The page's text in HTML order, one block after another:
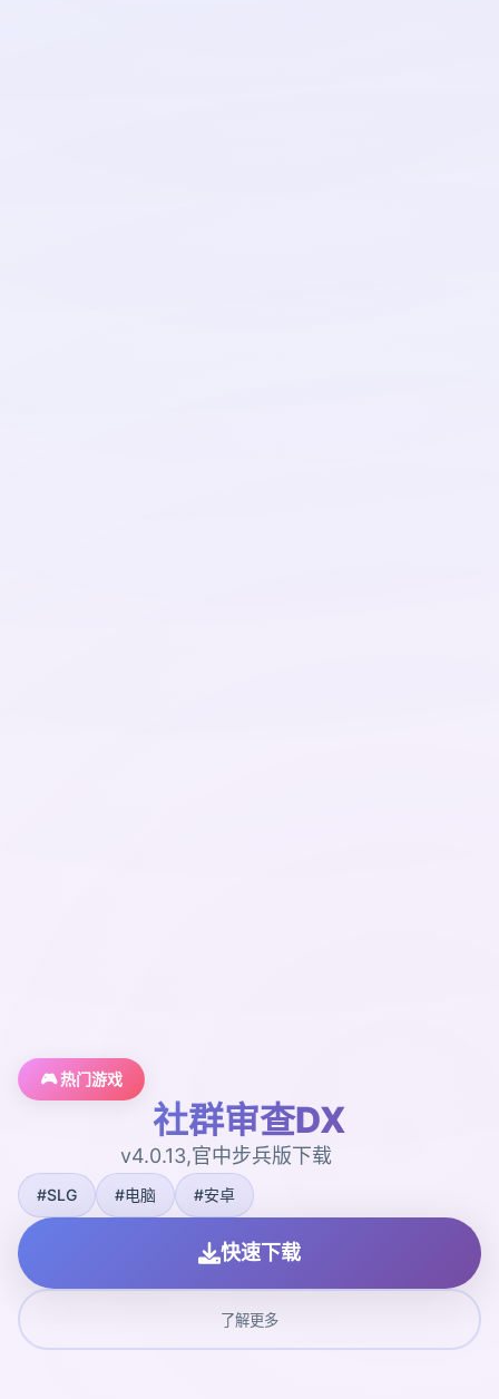
🎮 热门游戏
社群审查DX
v4.0.13,官中步兵版下载
#SLG #电脑 #安卓
快速下载
了解更多